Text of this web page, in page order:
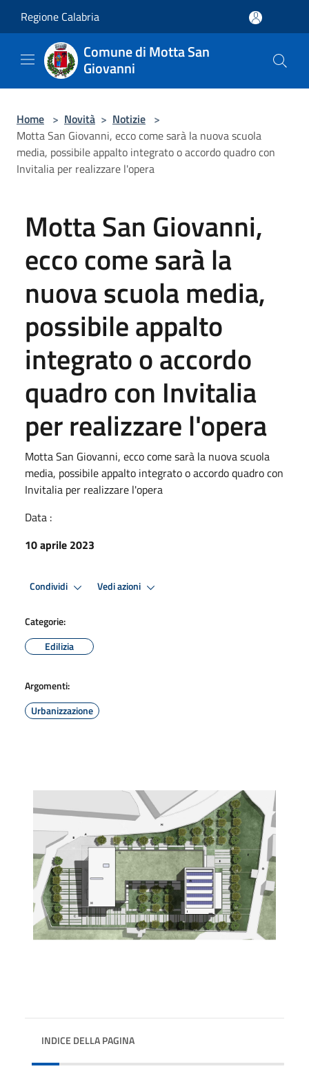
Regione Calabria
Comune di Motta San
Giovanni
Home > Novità > Notizie >
Motta San Giovanni, ecco come sarà la nuova scuola
media, possibile appalto integrato o accordo quadro con
Invitalia per realizzare l'opera
Motta San Giovanni,
ecco come sarà la
nuova scuola media,
possibile appalto
integrato o accordo
quadro con Invitalia
per realizzare l'opera
Motta San Giovanni, ecco come sarà la nuova scuola
media, possibile appalto integrato o accordo quadro con
Invitalia per realizzare l'opera
Data :
10 aprile 2023
Condividi Vedi azioni
Categorie:
Edilizia
Argomenti:
Urbanizzazione
INDICE DELLA PAGINA